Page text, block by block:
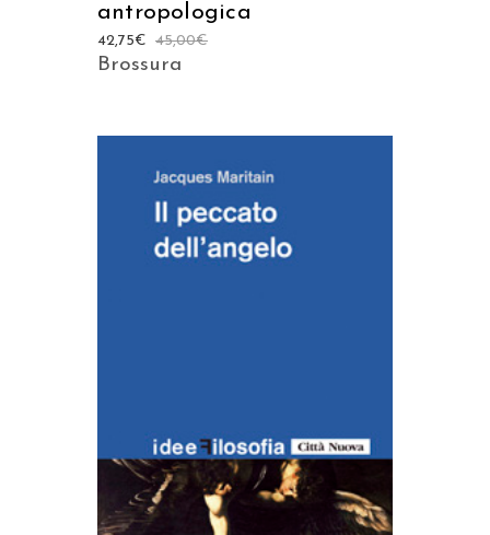
antropologica
45,00€
42,75€
Brossura